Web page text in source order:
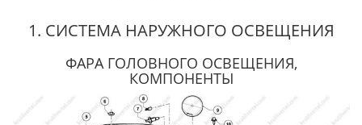
1. СИСТЕМА НАРУЖНОГО ОСВЕЩЕНИЯ
ФАРА ГОЛОВНОГО ОСВЕЩЕНИЯ,
КОМПОНЕНТЫ